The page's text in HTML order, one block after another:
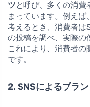
ツと呼び、多くの消費
まっています。例えば
考えるとき、消費者は
の投稿を調べ、実際の
これにより、消費者
です。
2. SNSによるブラ